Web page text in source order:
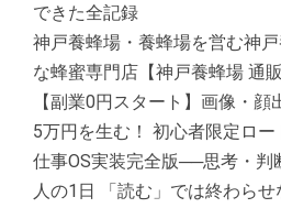
できた全記録
神戸養蜂場・養蜂場を営む神
な蜂蜜専門店【神戸養蜂場 通
【副業0円スタート】画像・顔
5万円を生む！ 初心者限定ロー
仕事OS実装完全版──思考・判
人の1日 「読む」では終わら